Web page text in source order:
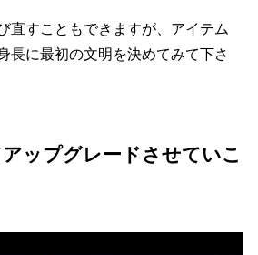
直すこともできますが、アイテム
長に最初の文明を決めてみて下さ
ップグレードさせていこ